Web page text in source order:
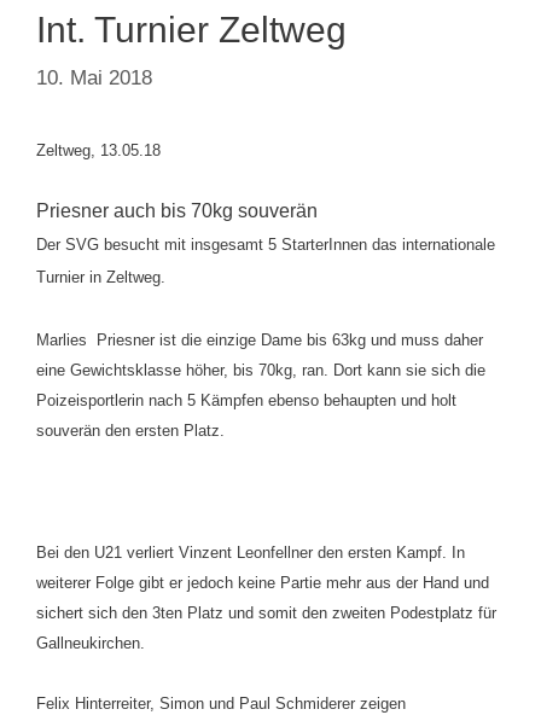
Int. Turnier Zeltweg
10. Mai 2018
Zeltweg, 13.05.18
Priesner auch bis 70kg souverän
Der SVG besucht mit insgesamt 5 StarterInnen das internationale
Turnier in Zeltweg.
Marlies Priesner ist die einzige Dame bis 63kg und muss daher
eine Gewichtsklasse höher, bis 70kg, ran. Dort kann sie sich die
Poizeisportlerin nach 5 Kämpfen ebenso behaupten und holt
souverän den ersten Platz.
Bei den U21 verliert Vinzent Leonfellner den ersten Kampf. In
weiterer Folge gibt er jedoch keine Partie mehr aus der Hand und
sichert sich den 3ten Platz und somit den zweiten Podestplatz für
Gallneukirchen.
Felix Hinterreiter, Simon und Paul Schmiderer zeigen